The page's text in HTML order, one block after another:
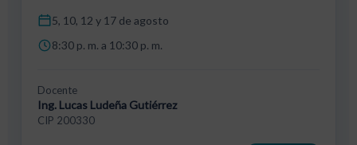
5, 10, 12 y 17 de agosto
8:30 p. m. a 10:30 p. m.
Docente
Ing. Lucas Ludeña Gutiérrez
CIP 200330